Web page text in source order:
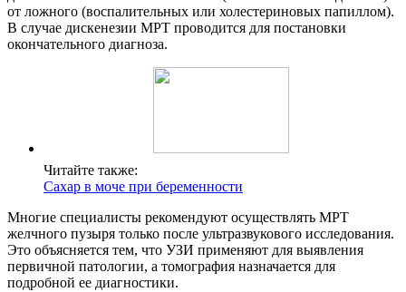
от ложного (воспалительных или холестериновых папиллом).
В случае дискенезии МРТ проводится для постановки
окончательного диагноза.
Читайте также:
Сахар в моче при беременности
Многие специалисты рекомендуют осуществлять МРТ
желчного пузыря только после ультразвукового исследования.
Это объясняется тем, что УЗИ применяют для выявления
первичной патологии, а томография назначается для
подробной ее диагностики.